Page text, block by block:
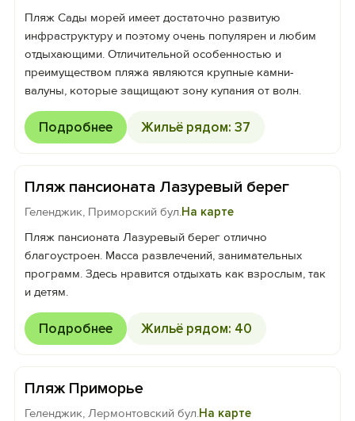
Пляж Сады морей имеет достаточно развитую
инфраструктуру и поэтому очень популярен и любим
отдыхающими. Отличительной особенностью и
преимуществом пляжа являются крупные камни-
валуны, которые защищают зону купания от волн.
Подробнее Жильё рядом: 37
Пляж пансионата Лазуревый берег
Геленджик, Приморский бул.На карте
Пляж пансионата Лазуревый берег отлично
благоустроен. Масса развлечений, занимательных
программ. Здесь нравится отдыхать как взрослым, так
и детям.
Подробнее Жильё рядом: 40
Пляж Приморье
Геленджик, Лермонтовский бул.На карте